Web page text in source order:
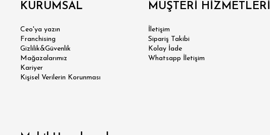
KURUMSAL
Ceo'ya yazın
Franchising
Gizlilik&Güvenlik
Mağazalarımız
Kariyer
Kişisel Verilerin Korunması
MÜŞTERİ HİZMETLERİ
İletişim
Sipariş Takibi
Kolay İade
Whatsapp İletişim